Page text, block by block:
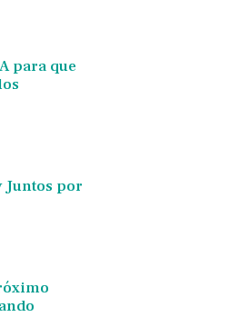
para que
Juntos por